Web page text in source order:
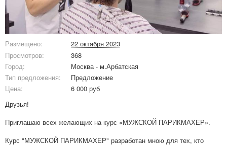
Размещено:
22 октября 2023
Просмотров:
368
Город:
Москва - м.Арбатская
Тип предложения:
Предложение
Цена:
6 000 руб
Друзья!
Приглашаю всех желающих на курс «МУЖСКОЙ ПАРИКМАХЕР».
Курс "МУЖСКОЙ ПАРИКМАХЕР" разработан мною для тех, кто